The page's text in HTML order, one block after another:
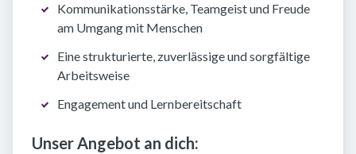
Kommunikationsstärke, Teamgeist und Freude
am Umgang mit Menschen
Eine strukturierte, zuverlässige und sorgfältige
Arbeitsweise
Engagement und Lernbereitschaft
Unser Angebot an dich: